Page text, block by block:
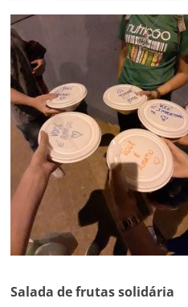
Salada de frutas solidária